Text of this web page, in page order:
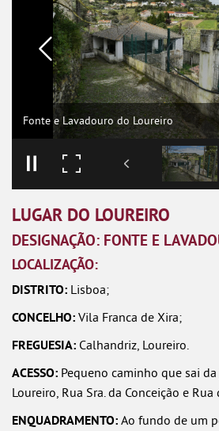
Fonte e Lavadouro do Loureiro
LUGAR DO LOUREIRO
DESIGNAÇÃO: FONTE E
LOCALIZAÇÃO:
DISTRITO: Lisboa;
CONCELHO: Vila Franca de Xira;
FREGUESIA: Calhandriz, Loureiro.
ACESSO: Pequeno caminho que sai
Loureiro, Rua Sra. da Conceição e Rua
ENQUADRAMENTO: Ao fundo de um